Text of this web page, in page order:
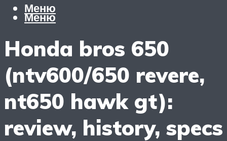
Меню
Меню
Honda bros 650
(ntv600/650 revere,
nt650 hawk gt):
review, history, specs